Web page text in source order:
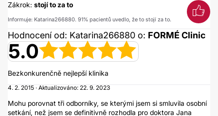
Zákrok: stojí to za to
Informuje: Katarina266880. 91% pacientů uvedlo, že to stojí za to.
Hodnocení od: Katarina266880 o: FORMÉ Clinic
5.0
Bezkonkurenčně nejlepší klinika
4. 2. 2015 · Aktualizováno: 22. 9. 2023
Mohu porovnat tři odborníky, se kterými jsem si smluvila osobní
setkání, než jsem se definitivně rozhodla pro doktora Jana